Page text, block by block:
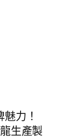
力！
生產製